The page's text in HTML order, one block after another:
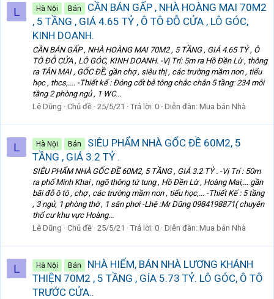
L Hà Nội Bán
CẦN BÁN GẤP , NHÀ HOÀNG MAI 70M2
, 5 TẦNG , GIÁ 4.65 TỶ , Ô TÔ ĐỖ CỬA , LÔ GÓC,
KINH DOANH.
CẦN BÁN GẤP , NHÀ HOÀNG MAI 70M2 , 5 TẦNG , GIÁ 4.65 TỶ , Ô
TÔ ĐỖ CỬA , LÔ GÓC, KINH DOANH. -Vị Trí: 5m ra Hồ Đền Lừ , thông
ra TÂN MAI , GỐC ĐỀ, gần chợ , siêu thị , các trường mầm non , tiểu
học , thcs,.... -Thiết kế : Đóng cốt bê tông chắc chắn 5 tầng: 234 mỗi
tầng 2 phòng ngủ , 1 WC...
Lê Dũng
Chủ đề 25/5/21 Trả lời: 0 Diễn đàn: Mua bán Nhà
L Hà Nội Bán
SIÊU PHẨM NHÀ GỐC ĐỀ 60M2, 5
TẦNG , GIÁ 3.2 TỶ .
SIÊU PHẨM NHÀ GỐC ĐỀ 60M2, 5 TẦNG , GIÁ 3.2 TỶ . -Vị Trí : 50m
ra phố Minh Khai , ngõ thông tứ tung , Hồ Đền Lừ , Hoàng Mai,... gần
bãi đỗ ô tô , chợ , các trường mầm non , tiểu học,... -Thiết Kế : 5 tầng
, 3 ngủ, 1 phòng thờ , 1 sân phơi -Lhệ :Mr Dũng 0984198871( chuyên
thổ cư khu vực Hoàng...
Lê Dũng
Chủ đề 25/5/21 Trả lời: 0 Diễn đàn: Mua bán Nhà
L Hà Nội Bán
NHÀ HIẾM, BÁN NHÀ LƯƠNG KHÁNH
THIỆN 70M2 , 5 TẦNG , GÍA 5.73 TỶ. LÔ GÓC, Ô TÔ
TRƯỚC CỬA..